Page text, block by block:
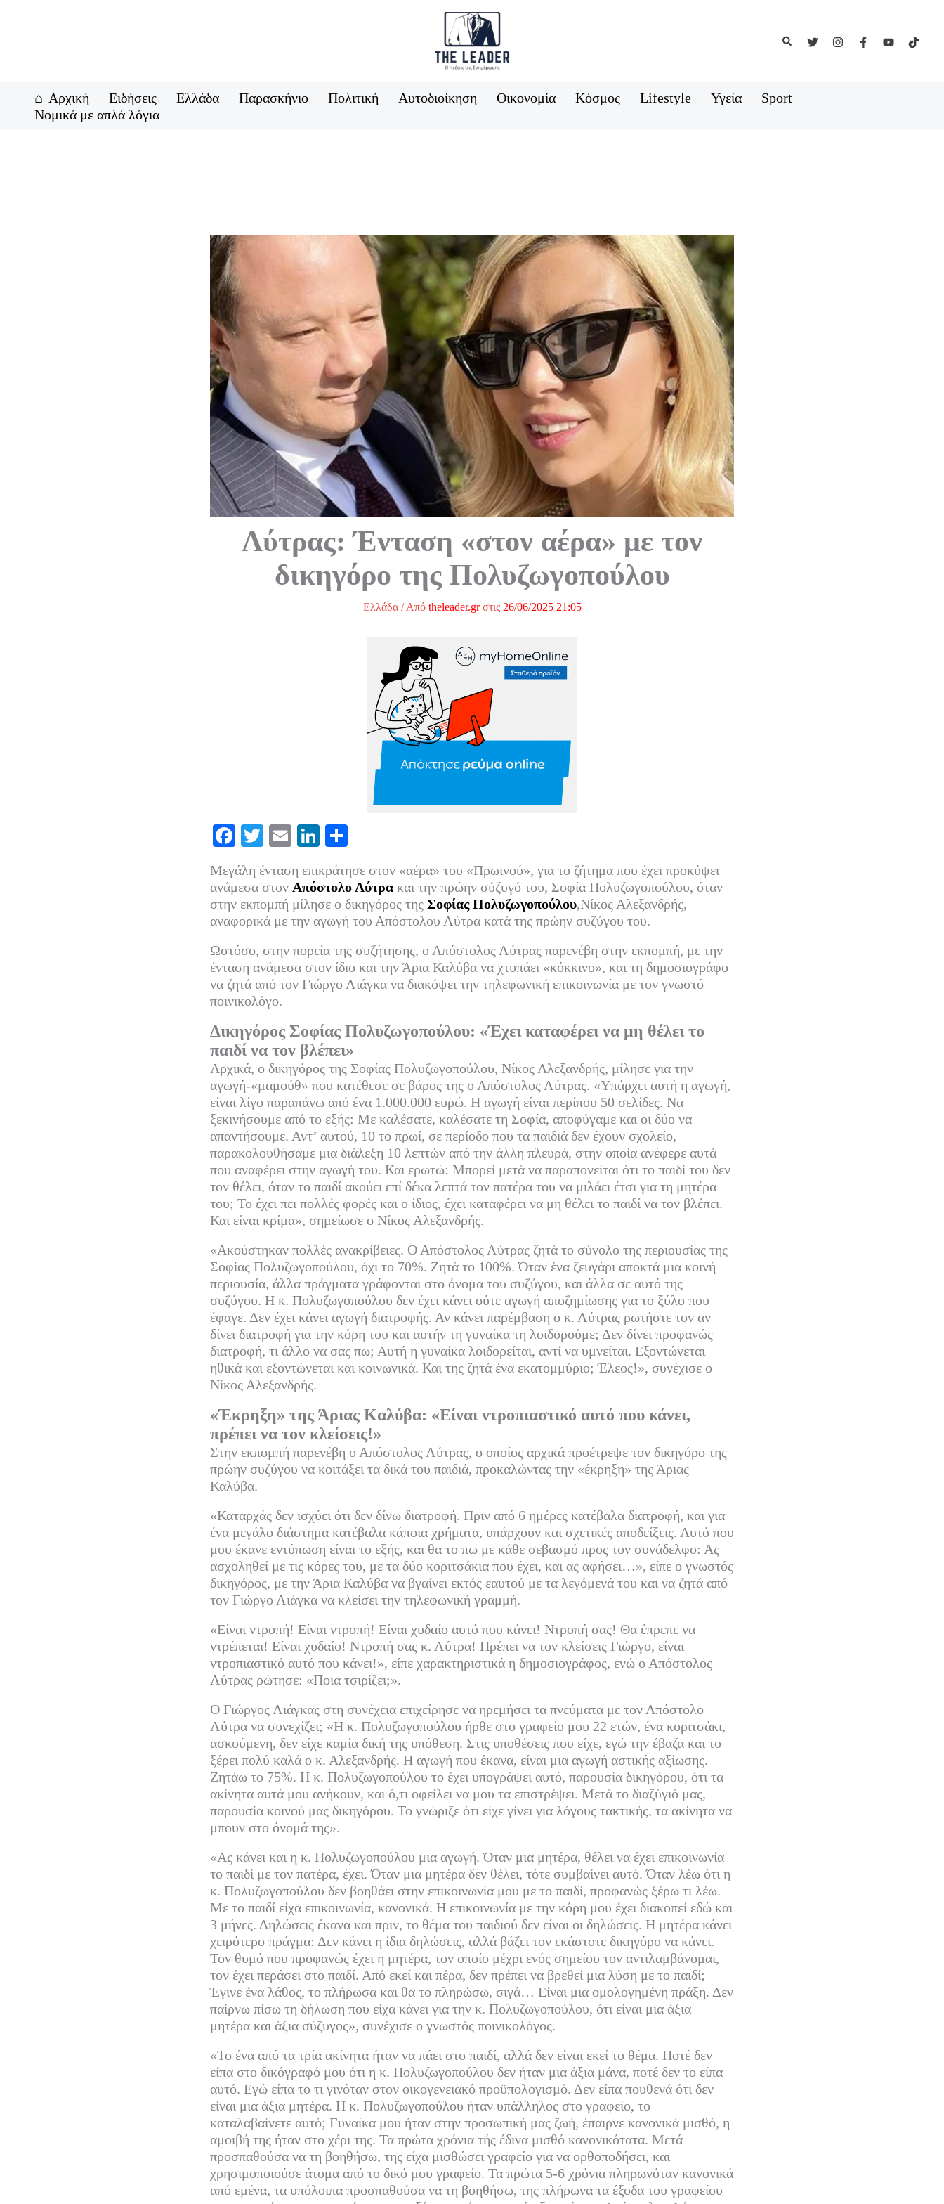
Αναζήτηση
Αρχική Ειδήσεις Ελλάδα Παρασκήνιο Πολιτική Αυτοδιοίκηση Οικονομία Κόσμος Lifestyle Υγεία
Sport
Νομικά με απλά λόγια
Λύτρας: Ένταση «στον αέρα» με τον
δικηγόρο της Πολυζωγοπούλου
Ελλάδα/ Από theleader.grστις 26/06/2025 21:05
Fa
ce
bo
ok
T
wi
tte
r
E
ail
Li
nk
ed
In
ρ
α
στ
εί
τε
Μεγάλη ένταση επικράτησε στον «αέρα» του «Πρωινού», για το ζήτημα που έχει προκύψει
ανάμεσα στον Απόστολο Λύτρακαι την πρώην σύζυγό του, Σοφία Πολυζωγοπούλου, όταν
στην εκπομπή μίλησε ο δικηγόρος της Σοφίας Πολυζωγοπούλου,Νίκος Αλεξανδρής,
αναφορικά με την αγωγή του Απόστολου Λύτρα κατά της πρώην συζύγου του.
Ωστόσο, στην πορεία της συζήτησης, ο Απόστολος Λύτρας παρενέβη στην εκπομπή, με την
ένταση ανάμεσα στον ίδιο και την Άρια Καλύβα να χτυπάει «κόκκινο», και τη δημοσιογράφο
να ζητά από τον Γιώργο Λιάγκα να διακόψει την τηλεφωνική επικοινωνία με τον γνωστό
ποινικολόγο.
Δικηγόρος Σοφίας Πολυζωγοπούλου: «Έχει καταφέρει να μη θέλει το
παιδί να τον βλέπει»
Αρχικά, ο δικηγόρος της Σοφίας Πολυζωγοπούλου, Νίκος Αλεξανδρής, μίλησε για την
αγωγή-«μαμούθ» που κατέθεσε σε βάρος της ο Απόστολος Λύτρας. «Υπάρχει αυτή η αγωγή,
είναι λίγο παραπάνω από ένα 1.000.000 ευρώ. Η αγωγή είναι περίπου 50 σελίδες. Να
ξεκινήσουμε από το εξής: Με καλέσατε, καλέσατε τη Σοφία, αποφύγαμε και οι δύο να
απαντήσουμε. Αντ’ αυτού, 10 το πρωί, σε περίοδο που τα παιδιά δεν έχουν σχολείο,
παρακολουθήσαμε μια διάλεξη 10 λεπτών από την άλλη πλευρά, στην οποία ανέφερε αυτά
που αναφέρει στην αγωγή του. Και ερωτώ: Μπορεί μετά να παραπονείται ότι το παιδί του δεν
τον θέλει, όταν το παιδί ακούει επί δέκα λεπτά τον πατέρα του να μιλάει έτσι για τη μητέρα
του; Το έχει πει πολλές φορές και ο ίδιος, έχει καταφέρει να μη θέλει το παιδί να τον βλέπει.
Και είναι κρίμα», σημείωσε ο Νίκος Αλεξανδρής.
«Ακούστηκαν πολλές ανακρίβειες. Ο Απόστολος Λύτρας ζητά το σύνολο της περιουσίας της
Σοφίας Πολυζωγοπούλου, όχι το 70%. Ζητά το 100%. Όταν ένα ζευγάρι αποκτά μια κοινή
περιουσία, άλλα πράγματα γράφονται στο όνομα του συζύγου, και άλλα σε αυτό της
συζύγου. Η κ. Πολυζωγοπούλου δεν έχει κάνει ούτε αγωγή αποζημίωσης για το ξύλο που
έφαγε. Δεν έχει κάνει αγωγή διατροφής. Αν κάνει παρέμβαση ο κ. Λύτρας ρωτήστε τον αν
δίνει διατροφή για την κόρη του και αυτήν τη γυναίκα τη λοιδορούμε; Δεν δίνει προφανώς
διατροφή, τι άλλο να σας πω; Αυτή η γυναίκα λοιδορείται, αντί να υμνείται. Εξοντώνεται
ηθικά και εξοντώνεται και κοινωνικά. Και της ζητά ένα εκατομμύριο; Έλεος!», συνέχισε ο
Νίκος Αλεξανδρής.
«Έκρηξη» της Άριας Καλύβα: «Είναι ντροπιαστικό αυτό που κάνει,
πρέπει να τον κλείσεις!»
Στην εκπομπή παρενέβη ο Απόστολος Λύτρας, ο οποίος αρχικά προέτρεψε τον δικηγόρο της
πρώην συζύγου να κοιτάξει τα δικά του παιδιά, προκαλώντας την «έκρηξη» της Άριας
Καλύβα.
«Καταρχάς δεν ισχύει ότι δεν δίνω διατροφή. Πριν από 6 ημέρες κατέβαλα διατροφή, και για
ένα μεγάλο διάστημα κατέβαλα κάποια χρήματα, υπάρχουν και σχετικές αποδείξεις. Αυτό που
μου έκανε εντύπωση είναι το εξής, και θα το πω με κάθε σεβασμό προς τον συνάδελφο: Ας
ασχοληθεί με τις κόρες του, με τα δύο κοριτσάκια που έχει, και ας αφήσει…», είπε ο γνωστός
δικηγόρος, με την Άρια Καλύβα να βγαίνει εκτός εαυτού με τα λεγόμενά του και να ζητά από
τον Γιώργο Λιάγκα να κλείσει την τηλεφωνική γραμμή.
«Είναι ντροπή! Είναι ντροπή! Είναι χυδαίο αυτό που κάνει! Ντροπή σας! Θα έπρεπε να
ντρέπεται! Είναι χυδαίο! Ντροπή σας κ. Λύτρα! Πρέπει να τον κλείσεις Γιώργο, είναι
ντροπιαστικό αυτό που κάνει!», είπε χαρακτηριστικά η δημοσιογράφος, ενώ ο Απόστολος
Λύτρας ρώτησε: «Ποια τσιρίζει;».
Ο Γιώργος Λιάγκας στη συνέχεια επιχείρησε να ηρεμήσει τα πνεύματα με τον Απόστολο
Λύτρα να συνεχίζει; «Η κ. Πολυζωγοπούλου ήρθε στο γραφείο μου 22 ετών, ένα κοριτσάκι,
ασκούμενη, δεν είχε καμία δική της υπόθεση. Στις υποθέσεις που είχε, εγώ την έβαζα και το
ξέρει πολύ καλά ο κ. Αλεξανδρής. Η αγωγή που έκανα, είναι μια αγωγή αστικής αξίωσης.
Ζητάω το 75%. Η κ. Πολυζωγοπούλου το έχει υπογράψει αυτό, παρουσία δικηγόρου, ότι τα
ακίνητα αυτά μου ανήκουν, και ό,τι οφείλει να μου τα επιστρέψει. Μετά το διαζύγιό μας,
παρουσία κοινού μας δικηγόρου. Το γνώριζε ότι είχε γίνει για λόγους τακτικής, τα ακίνητα να
μπουν στο όνομά της».
«Ας κάνει και η κ. Πολυζωγοπούλου μια αγωγή. Όταν μια μητέρα, θέλει να έχει επικοινωνία
το παιδί με τον πατέρα, έχει. Όταν μια μητέρα δεν θέλει, τότε συμβαίνει αυτό. Όταν λέω ότι η
κ. Πολυζωγοπούλου δεν βοηθάει στην επικοινωνία μου με το παιδί, προφανώς ξέρω τι λέω.
Με το παιδί είχα επικοινωνία, κανονικά. Η επικοινωνία με την κόρη μου έχει διακοπεί εδώ και
3 μήνες. Δηλώσεις έκανα και πριν, το θέμα του παιδιού δεν είναι οι δηλώσεις. Η μητέρα κάνει
χειρότερο πράγμα: Δεν κάνει η ίδια δηλώσεις, αλλά βάζει τον εκάστοτε δικηγόρο να κάνει.
Τον θυμό που προφανώς έχει η μητέρα, τον οποίο μέχρι ενός σημείου τον αντιλαμβάνομαι,
τον έχει περάσει στο παιδί. Από εκεί και πέρα, δεν πρέπει να βρεθεί μια λύση με το παιδί;
Έγινε ένα λάθος, το πλήρωσα και θα το πληρώσω, σιγά… Είναι μια ομολογημένη πράξη. Δεν
παίρνω πίσω τη δήλωση που είχα κάνει για την κ. Πολυζωγοπούλου, ότι είναι μια άξια
μητέρα και άξια σύζυγος», συνέχισε ο γνωστός ποινικολόγος.
«Το ένα από τα τρία ακίνητα ήταν να πάει στο παιδί, αλλά δεν είναι εκεί το θέμα. Ποτέ δεν
είπα στο δικόγραφό μου ότι η κ. Πολυζωγοπούλου δεν ήταν μια άξια μάνα, ποτέ δεν το είπα
αυτό. Εγώ είπα το τι γινόταν στον οικογενειακό προϋπολογισμό. Δεν είπα πουθενά ότι δεν
είναι μια άξια μητέρα. Η κ. Πολυζωγοπούλου ήταν υπάλληλος στο γραφείο, το
καταλαβαίνετε αυτό; Γυναίκα μου ήταν στην προσωπική μας ζωή, έπαιρνε κανονικά μισθό, η
αμοιβή της ήταν στο χέρι της. Τα πρώτα χρόνια τής έδινα μισθό κανονικότατα. Μετά
προσπαθούσα να τη βοηθήσω, της είχα μισθώσει γραφείο για να ορθοποδήσει, και
χρησιμοποιούσε άτομα από το δικό μου γραφείο. Τα πρώτα 5-6 χρόνια πληρωνόταν κανονικά
από εμένα, τα υπόλοιπα προσπαθούσα να τη βοηθήσω, της πλήρωνα τα έξοδα του γραφείου